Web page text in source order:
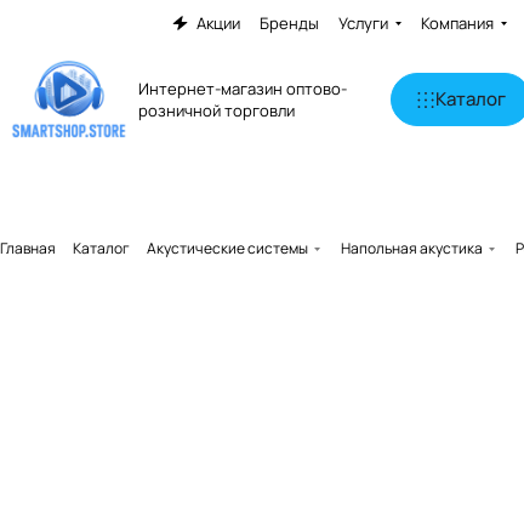
Акции Бренды Услуги Компания
Интернет-магазин оптово-
розничной торговли
Каталог
Главная Каталог Акустические системы Напольная акустика